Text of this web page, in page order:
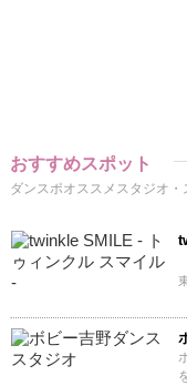
おすすめスポット
ダンスポオススメスタジオ・